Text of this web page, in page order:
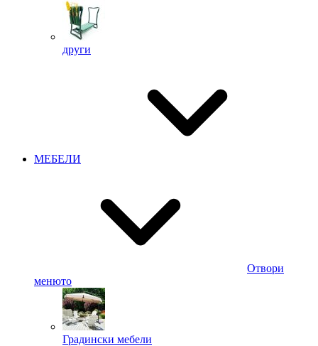
други
МЕБЕЛИ
Отвори
менюто
Градински мебели